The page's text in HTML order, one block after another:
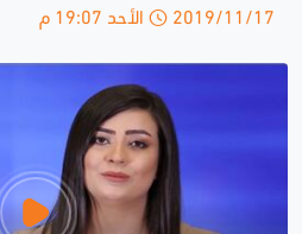
2019/11/17 الأحد 19:07 م